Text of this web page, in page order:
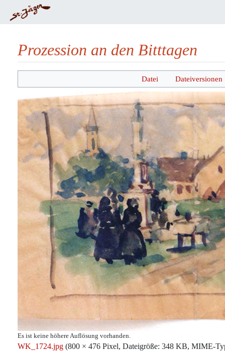
Prozession an den Bitttagen
Datei Dateiversionen
Es ist keine höhere Auflösung vorhanden.
WK_1724.jpg (800 × 476 Pixel, Dateigröße: 348 KB, MIME-